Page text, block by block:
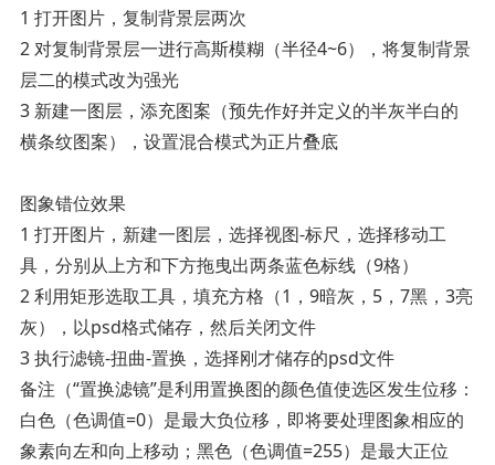
1 打开图片，复制背景层两次
2 对复制背景层一进行高斯模糊（半径4~6），将复制背景
层二的模式改为强光
3 新建一图层，添充图案（预先作好并定义的半灰半白的
横条纹图案），设置混合模式为正片叠底
图象错位效果
1 打开图片，新建一图层，选择视图-标尺，选择移动工
具，分别从上方和下方拖曳出两条蓝色标线（9格）
2 利用矩形选取工具，填充方格（1，9暗灰，5，7黑，3亮
灰），以psd格式储存，然后关闭文件
3 执行滤镜-扭曲-置换，选择刚才储存的psd文件
备注（“置换滤镜”是利用置换图的颜色值使选区发生位移：
白色（色调值=0）是最大负位移，即将要处理图象相应的
象素向左和向上移动；黑色（色调值=255）是最大正位